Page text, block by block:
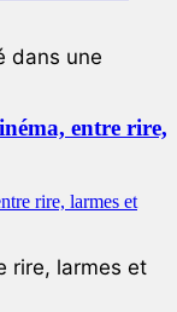
dans une
entre rire,
rire, larmes et